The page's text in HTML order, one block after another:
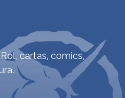
cartas, comics,